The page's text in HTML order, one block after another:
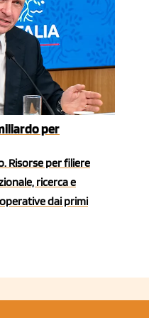
per
Risorse per filiere
ricerca e
dai primi